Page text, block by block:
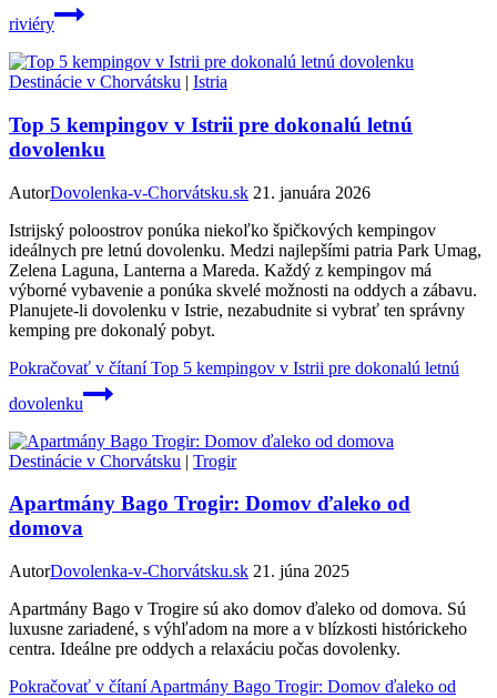
riviéry
Destinácie v Chorvátsku | Istria
Top 5 kempingov v Istrii pre dokonalú letnú
dovolenku
AutorDovolenka-v-Chorvátsku.sk 21. januára 2026
Istrijský poloostrov ponúka niekoľko špičkových kempingov
ideálnych pre letnú dovolenku. Medzi najlepšími patria Park Umag,
Zelena Laguna, Lanterna a Mareda. Každý z kempingov má
výborné vybavenie a ponúka skvelé možnosti na oddych a zábavu.
Planujete-li dovolenku v Istrie, nezabudnite si vybrať ten správny
kemping pre dokonalý pobyt.
Pokračovať v čítaníTop 5 kempingov v Istrii pre dokonalú letnú
dovolenku
Destinácie v Chorvátsku | Trogir
Apartmány Bago Trogir: Domov ďaleko od
domova
AutorDovolenka-v-Chorvátsku.sk 21. júna 2025
Apartmány Bago v Trogire sú ako domov ďaleko od domova. Sú
luxusne zariadené, s výhľadom na more a v blízkosti histórickeho
centra. Ideálne pre oddych a relaxáciu počas dovolenky.
Pokračovať v čítaníApartmány Bago Trogir: Domov ďaleko od